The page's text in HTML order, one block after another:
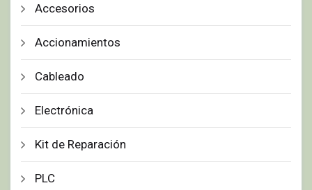
Accesorios
Accionamientos
Cableado
Electrónica
Kit de Reparación
PLC